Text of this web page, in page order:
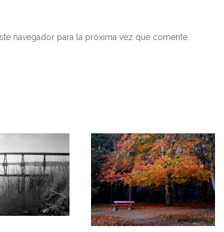
navegador para la próxima vez que comente.